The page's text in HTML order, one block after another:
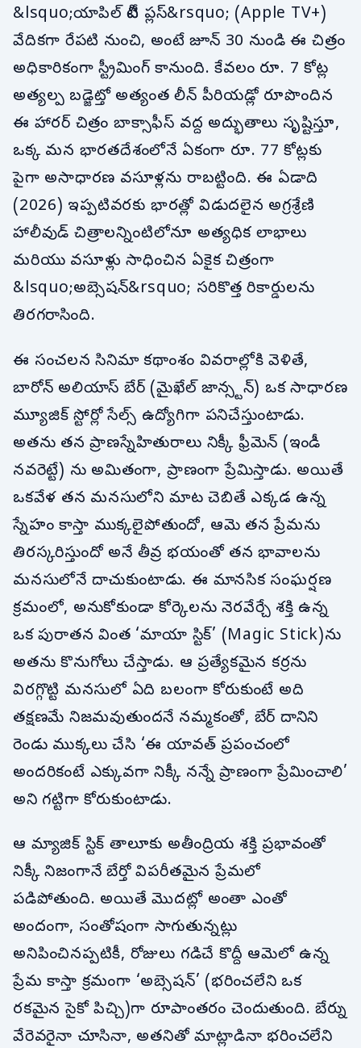
&lsquo;యాపిల్ టీవీ ప్లస్&rsquo; (Apple TV+)
వేదికగా రేపటి నుంచి, అంటే జూన్ 30 నుండి ఈ చిత్రం
అధికారికంగా స్ట్రీమింగ్ కానుంది. కేవలం రూ. 7 కోట్ల
అత్యల్ప బడ్జెట్తో అత్యంత లీన్ పీరియడ్లో రూపొందిన
ఈ హారర్ చిత్రం బాక్సాఫీస్ వద్ద అద్భుతాలు సృష్టిస్తూ,
ఒక్క మన భారతదేశంలోనే ఏకంగా రూ. 77 కోట్లకు
పైగా అసాధారణ వసూళ్లను రాబట్టింది. ఈ ఏడాది
(2026) ఇప్పటివరకు భారత్లో విడుదలైన అగ్రశ్రేణి
హాలీవుడ్ చిత్రాలన్నింటిలోనూ అత్యధిక లాభాలు
మరియు వసూళ్లు సాధించిన ఏకైక చిత్రంగా
&lsquo;అబ్సెషన్&rsquo; సరికొత్త రికార్డులను
తిరగరాసింది.
ఈ సంచలన సినిమా కథాంశం వివరాల్లోకి వెళితే,
బారోన్ అలియాస్ బేర్ (మైఖేల్ జాన్స్టన్) ఒక సాధారణ
మ్యూజిక్ స్టోర్లో సేల్స్ ఉద్యోగిగా పనిచేస్తుంటాడు.
అతను తన ప్రాణస్నేహితురాలు నిక్కీ ఫ్రీమెన్ (ఇండీ
నవరెట్టే) ను అమితంగా, ప్రాణంగా ప్రేమిస్తాడు. అయితే
ఒకవేళ తన మనసులోని మాట చెబితే ఎక్కడ ఉన్న
స్నేహం కాస్తా ముక్కలైపోతుందో, ఆమె తన ప్రేమను
తిరస్కరిస్తుందో అనే తీవ్ర భయంతో తన భావాలను
మనసులోనే దాచుకుంటాడు. ఈ మానసిక సంఘర్షణ
క్రమంలో, అనుకోకుండా కోర్కెలను నెరవేర్చే శక్తి ఉన్న
ఒక పురాతన వింత ‘మాయా స్టిక్’ (Magic Stick)ను
అతను కొనుగోలు చేస్తాడు. ఆ ప్రత్యేకమైన కర్రను
విరగ్గొట్టి మనసులో ఏది బలంగా కోరుకుంటే అది
తక్షణమే నిజమవుతుందనే నమ్మకంతో, బేర్ దానిని
రెండు ముక్కలు చేసి ‘ఈ యావత్ ప్రపంచంలో
అందరికంటే ఎక్కువగా నిక్కీ నన్నే ప్రాణంగా ప్రేమించాలి’
అని గట్టిగా కోరుకుంటాడు.
ఆ మ్యాజిక్ స్టిక్ తాలూకు అతీంద్రియ శక్తి ప్రభావంతో
నిక్కీ నిజంగానే బేర్తో విపరీతమైన ప్రేమలో
పడిపోతుంది. అయితే మొదట్లో అంతా ఎంతో
అందంగా, సంతోషంగా సాగుతున్నట్లు
అనిపించినప్పటికీ, రోజులు గడిచే కొద్దీ ఆమెలో ఉన్న
ప్రేమ కాస్తా క్రమంగా ‘అబ్సెషన్’ (భరించలేని ఒక
రకమైన సైకో పిచ్చి)గా రూపాంతరం చెందుతుంది. బేర్ను
వేరెవరైనా చూసినా, అతనితో మాట్లాడినా భరించలేని